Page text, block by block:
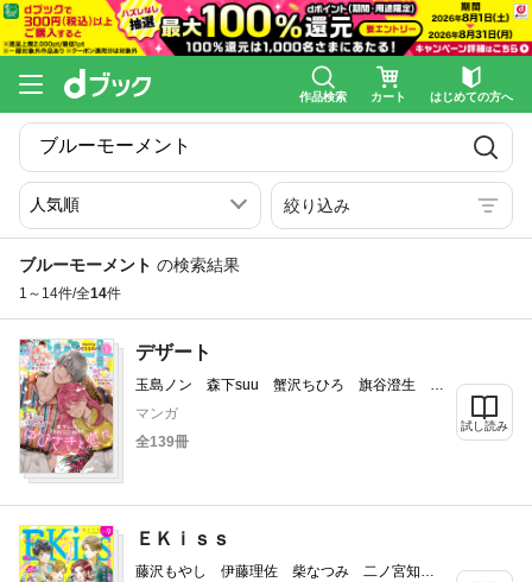
作品検索 カート はじめての方へ
絞り込み
ブルーモーメント の検索結果
1～14件/全14件
デザート
玉島ノン 森下suu 蟹沢ちひろ 旗谷澄生 春
凪りぐ 岩下慶子 しろうさな 戸沢まりか
ろびこ 六月一日 夜久エメラルド
マンガ
全139冊
試し読み
ＥＫｉｓｓ
藤沢もやし 伊藤理佐 柴なつみ 二ノ宮知